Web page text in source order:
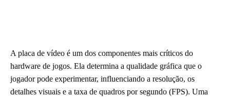
A placa de vídeo é um dos componentes mais críticos do
hardware de jogos. Ela determina a qualidade gráfica que o
jogador pode experimentar, influenciando a resolução, os
detalhes visuais e a taxa de quadros por segundo (FPS). Uma